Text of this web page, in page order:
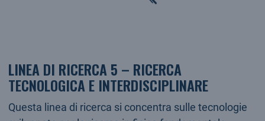
LINEA DI RICERCA 5 – RICERCA
TECNOLOGICA E INTERDISCIPLINARE
Questa linea di ricerca si concentra sulle tecnologie